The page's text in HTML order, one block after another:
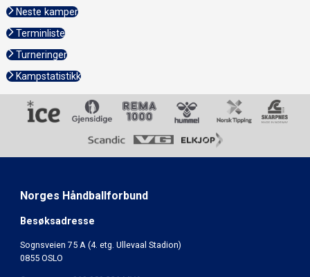
Neste kamper
Terminliste
Turneringer
Kampstatistikk
Norges Håndballforbund
Besøksadresse
Sognsveien 75 A (4. etg. Ullevaal Stadion)
0855 OSLO